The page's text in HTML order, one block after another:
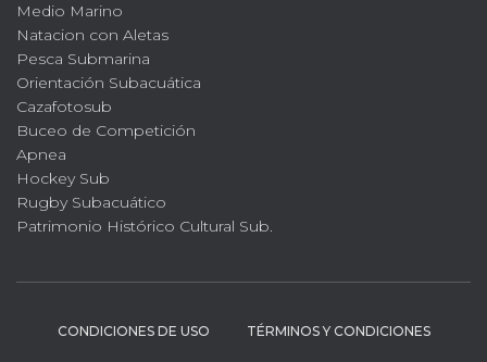
Medio Marino
Natacion con Aletas
Pesca Submarina
Orientación Subacuática
Cazafotosub
Buceo de Competición
Apnea
Hockey Sub
Rugby Subacuático
Patrimonio Histórico Cultural Sub.
CONDICIONES DE USO TÉRMINOS Y CONDICIONES